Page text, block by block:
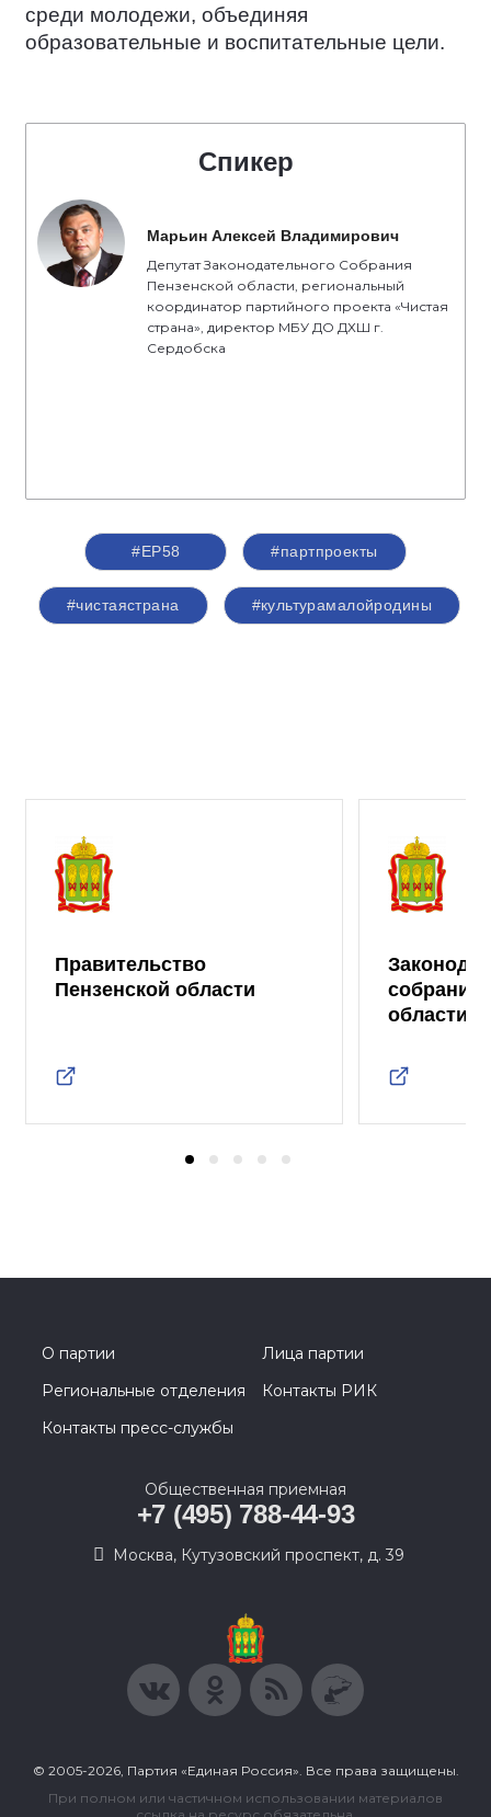
среди молодежи, объединяя
образовательные и воспитательные цели.
Спикер
Марьин Алексей Владимирович
Депутат Законодательного Собрания
Пензенской области, региональный
координатор партийного проекта «Чистая
страна», директор МБУ ДО ДХШ г.
Сердобска
#ЕР58 #партпроекты
#чистаястрана #культурамалойродины
Правительство
Пензенской области
собрание
области
О партии
Лица партии
Региональные отделения
Контакты РИК
Контакты пресс-службы
Общественная приемная
+7 (495) 788-44-93
Москва, Кутузовский проспект, д. 39
© 2005-2026, Партия «Единая Россия». Все права защищены.
При полном или частичном использовании материалов